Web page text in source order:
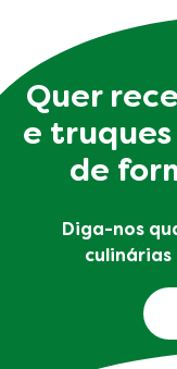
Quer
e truques
de
Diga-nos